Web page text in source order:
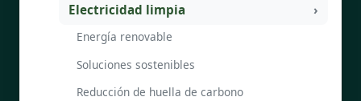
Electricidad limpia
Energía renovable
Soluciones sostenibles
Reducción de huella de carbono